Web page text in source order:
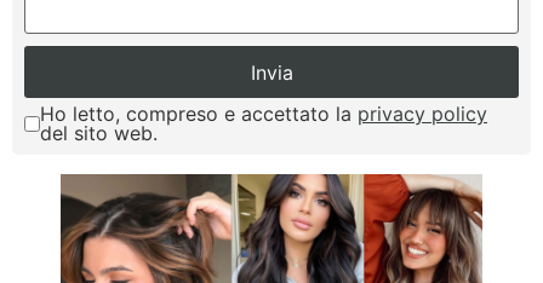
Ho letto, compreso e accettato la privacy policy
del sito web.